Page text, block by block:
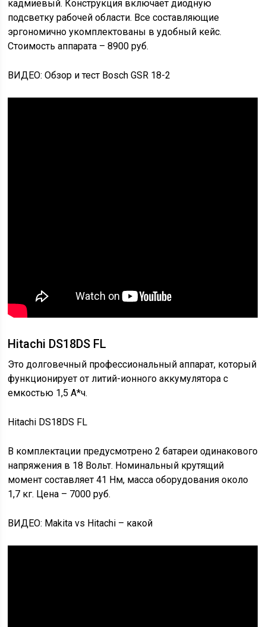
кадмиевый. Конструкция включает диодную
подсветку рабочей области. Все составляющие
эргономично укомплектованы в удобный кейс.
Стоимость аппарата – 8900 руб.
ВИДЕО: Обзор и тест Bosch GSR 18-2
Hitachi DS18DS FL
Это долговечный профессиональный аппарат, который
функционирует от литий-ионного аккумулятора с
емкостью 1,5 А*ч.
Hitachi DS18DS FL
В комплектации предусмотрено 2 батареи одинакового
напряжения в 18 Вольт. Номинальный крутящий
момент составляет 41 Нм, масса оборудования около
1,7 кг. Цена – 7000 руб.
ВИДЕО: Makita vs Hitachi – какой